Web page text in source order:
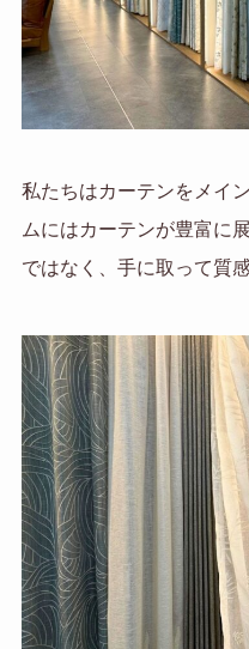
私たちはカーテンをメイ
ムにはカーテンが豊富に
ではなく、手に取って質